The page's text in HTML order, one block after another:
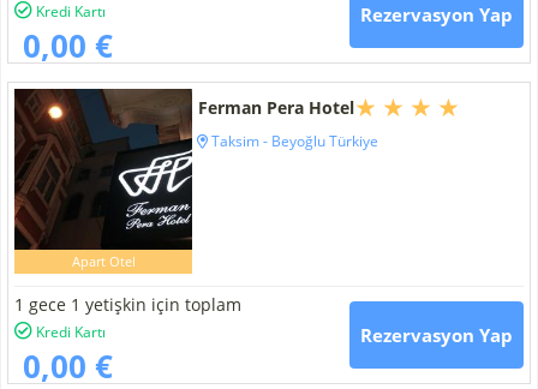
Kredi Kartı
0,00 €
Rezervasyon Yap
Apart Otel
Ferman Pera Hotel
Taksim - Beyoğlu Türkiye
1 gece 1 yetişkin için toplam
Kredi Kartı
0,00 €
Rezervasyon Yap